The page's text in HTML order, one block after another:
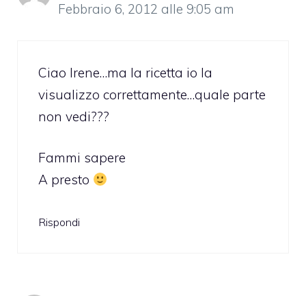
Febbraio 6, 2012 alle 9:05 am
Ciao Irene…ma la ricetta io la
visualizzo correttamente…quale parte
non vedi???
Fammi sapere
A presto
Rispondi